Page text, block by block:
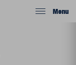
Menu